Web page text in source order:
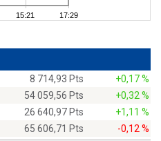
8 714,93 Pts
+0,17 %
54 059,56 Pts
+0,32 %
26 640,97 Pts
+1,11 %
65 606,71 Pts -0,12 %